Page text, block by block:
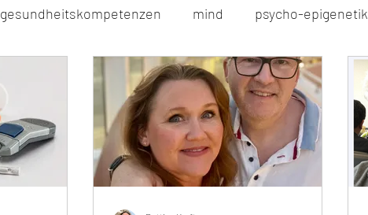
gesundheitskompetenzen mind psycho-epigenetik
mitochondrien hbo killer
workplace hpu iaht ihht wechseljahre